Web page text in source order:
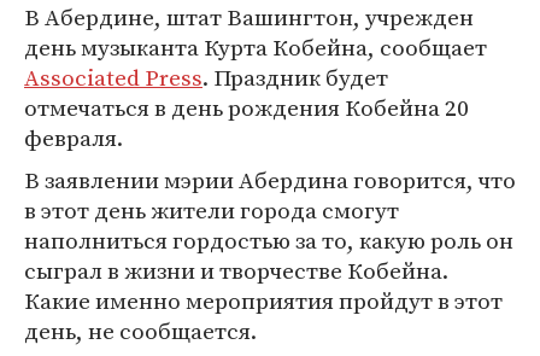
В Абердине, штат Вашингтон, учрежден
день музыканта Курта Кобейна, сообщает
Associated Press. Праздник будет
отмечаться в день рождения Кобейна 20
февраля.
В заявлении мэрии Абердина говорится, что
в этот день жители города смогут
наполниться гордостью за то, какую роль он
сыграл в жизни и творчестве Кобейна.
Какие именно мероприятия пройдут в этот
день, не сообщается.